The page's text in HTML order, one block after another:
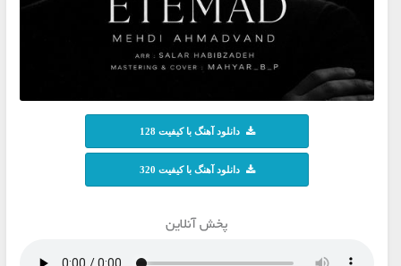
دانلود آهنگ با کیفیت 128
دانلود آهنگ با کیفیت 320
پخش آنلاین